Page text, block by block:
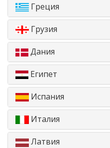
Греция
Грузия
Дания
Египет
Испания
Италия
Латвия